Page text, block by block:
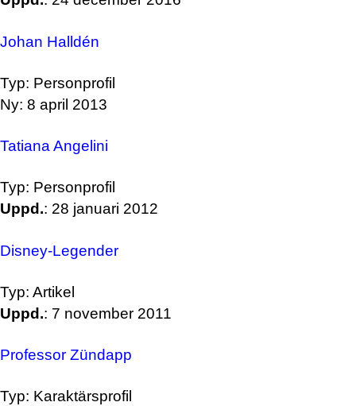
Johan Halldén
Typ: Personprofil
Ny: 8 april 2013
Tatiana Angelini
Typ: Personprofil
Uppd.: 28 januari 2012
Disney-Legender
Typ: Artikel
Uppd.: 7 november 2011
Professor Zündapp
Typ: Karaktärsprofil